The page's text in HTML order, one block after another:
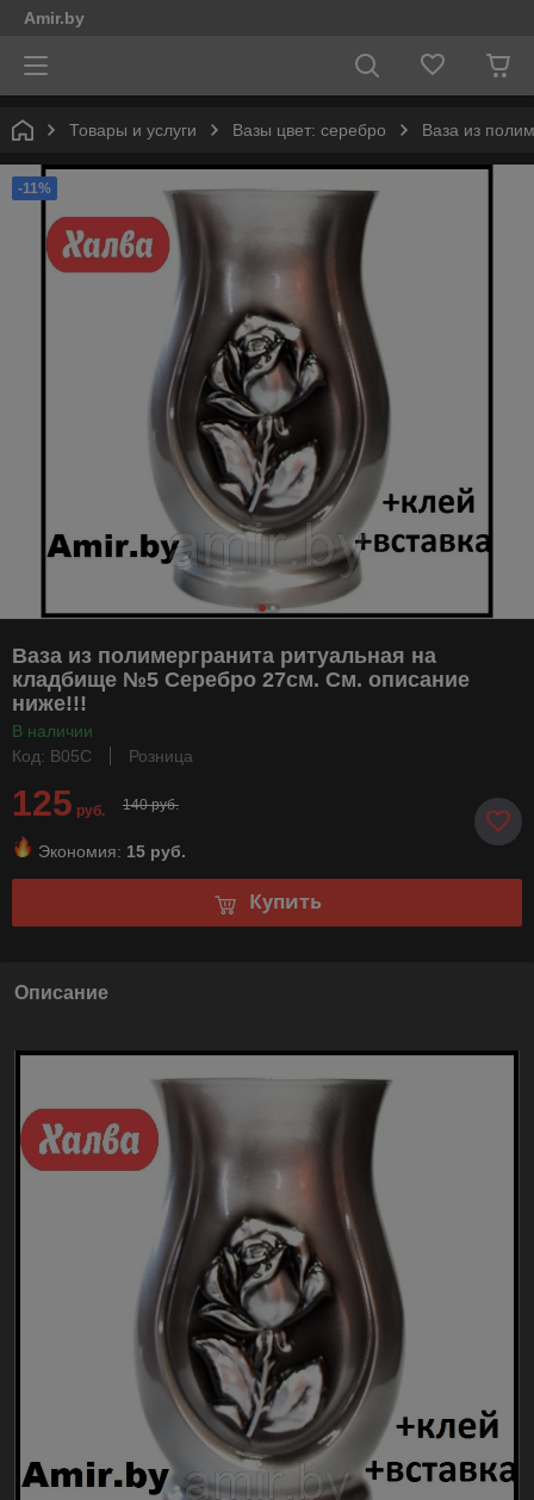
Amir.by
Товары и услуги Вазы цвет: серебро Ваза из
-11%
Ваза из полимергранита ритуальная на
кладбище №5 Серебро 27см. См. описание
ниже!!!
В наличии
Код: В05С
Розница
125 руб. 140 руб.
Экономия: 15 руб.
Купить
Описание